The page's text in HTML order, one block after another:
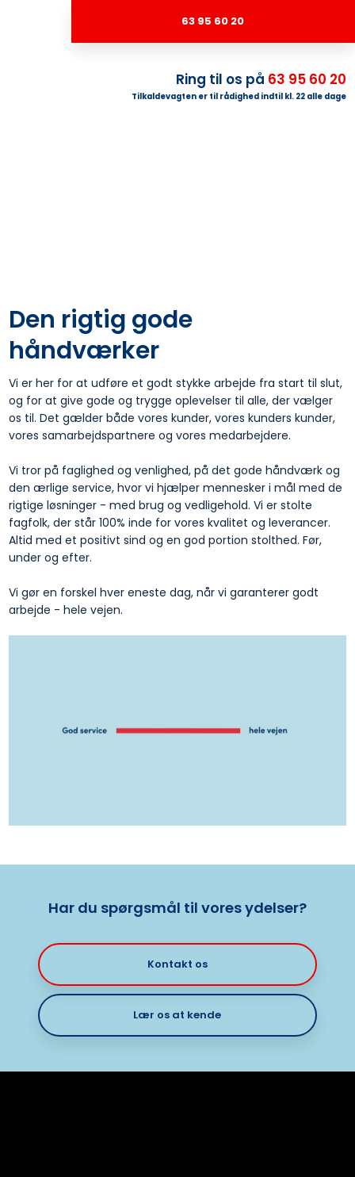
Ring til os på 63 95 60 20
Tilkaldevagten er til rådighed indtil kl. 22 alle dage​
63 95 60 20
Den rigtig gode
håndværker
Vi er her for at udføre et godt stykke arbejde fra start til slut,
og for at give gode og trygge oplevelser til alle, der vælger
os til. Det gælder både vores kunder, vores kunders kunder,
vores samarbejdspartnere og vores medarbejdere.​
Vi tror på faglighed og venlighed, på det gode håndværk og
den ærlige service, hvor vi hjælper mennesker i mål med de
rigtige løsninger - med brug og vedligehold. Vi er stolte
fagfolk, der står 100% inde for vores kvalitet og leverancer.
Altid med et positivt sind og en god portion stolthed. Før,
under og efter.
Vi gør en forskel hver eneste dag, når vi garanterer godt
arbejde - hele vejen.
Har du spørgsmål til vores ydelser?
Kontakt os
Lær os at kende